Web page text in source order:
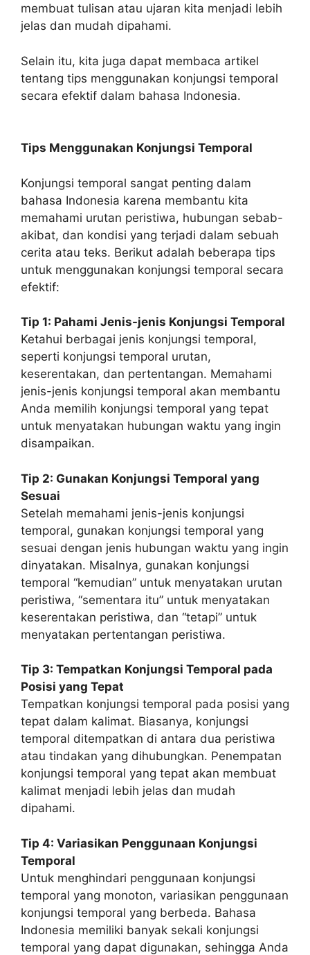
membuat tulisan atau ujaran kita menjadi lebih
jelas dan mudah dipahami.
Selain itu, kita juga dapat membaca artikel
tentang tips menggunakan konjungsi temporal
secara efektif dalam bahasa Indonesia.
Tips Menggunakan Konjungsi Temporal
Konjungsi temporal sangat penting dalam
bahasa Indonesia karena membantu kita
memahami urutan peristiwa, hubungan sebab-
akibat, dan kondisi yang terjadi dalam sebuah
cerita atau teks. Berikut adalah beberapa tips
untuk menggunakan konjungsi temporal secara
efektif:
Tip 1: Pahami Jenis-jenis Konjungsi Temporal
Ketahui berbagai jenis konjungsi temporal,
seperti konjungsi temporal urutan,
keserentakan, dan pertentangan. Memahami
jenis-jenis konjungsi temporal akan membantu
Anda memilih konjungsi temporal yang tepat
untuk menyatakan hubungan waktu yang ingin
disampaikan.
Tip 2: Gunakan Konjungsi Temporal yang
Sesuai
Setelah memahami jenis-jenis konjungsi
temporal, gunakan konjungsi temporal yang
sesuai dengan jenis hubungan waktu yang ingin
dinyatakan. Misalnya, gunakan konjungsi
temporal “kemudian” untuk menyatakan urutan
peristiwa, “sementara itu” untuk menyatakan
keserentakan peristiwa, dan “tetapi” untuk
menyatakan pertentangan peristiwa.
Tip 3: Tempatkan Konjungsi Temporal pada
Posisi yang Tepat
Tempatkan konjungsi temporal pada posisi yang
tepat dalam kalimat. Biasanya, konjungsi
temporal ditempatkan di antara dua peristiwa
atau tindakan yang dihubungkan. Penempatan
konjungsi temporal yang tepat akan membuat
kalimat menjadi lebih jelas dan mudah
dipahami.
Tip 4: Variasikan Penggunaan Konjungsi
Temporal
Untuk menghindari penggunaan konjungsi
temporal yang monoton, variasikan penggunaan
konjungsi temporal yang berbeda. Bahasa
Indonesia memiliki banyak sekali konjungsi
temporal yang dapat digunakan, sehingga Anda